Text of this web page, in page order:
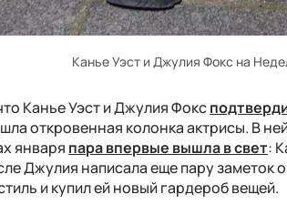
Канье Уэст и Джулия Фокс на
Канье Уэст и Джулия Фокс
откровенная колонка актрисы. В
января пара впервые вышла в свет:
Джулия написала еще пару заметок
и купил ей новый гардероб вещей.